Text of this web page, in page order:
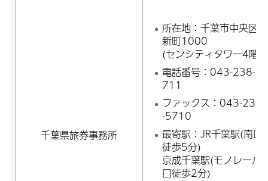
千葉県旅券事務所
所在地：千葉市中央区
新町1000
(センシティタワー4階)
電話番号：043-238-5
711
ファックス：043-238
-5710
最寄駅：JR千葉駅(南口
徒歩5分)
京成千葉駅(モノレール
口徒歩2分)